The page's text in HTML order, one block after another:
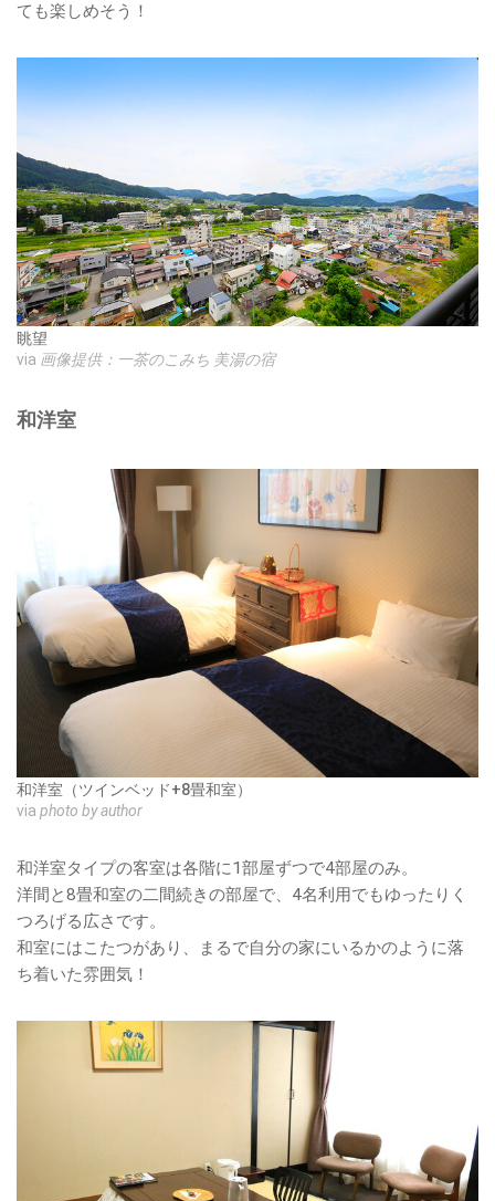
ても楽しめそう！
眺望
via 画像提供：一茶のこみち 美湯の宿
和洋室
和洋室（ツインベッド+8畳和室）
via photo by author
和洋室タイプの客室は各階に1部屋ずつで4部屋のみ。
洋間と8畳和室の二間続きの部屋で、4名利用でもゆったりく
つろげる広さです。
和室にはこたつがあり、まるで自分の家にいるかのように落
ち着いた雰囲気！